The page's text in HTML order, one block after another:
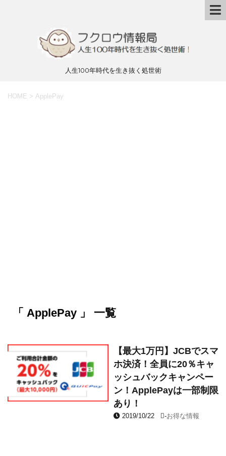
人生100年時代を生き抜く処世術
HOME > ApplePay
「 ApplePay 」 一覧
【最大1万円】JCBでスマ
ホ決済！全員に20％キャ
ッシュバックキャンペー
ン！ApplePayは一部制限
あり！
2019/10/22 -お得な情報